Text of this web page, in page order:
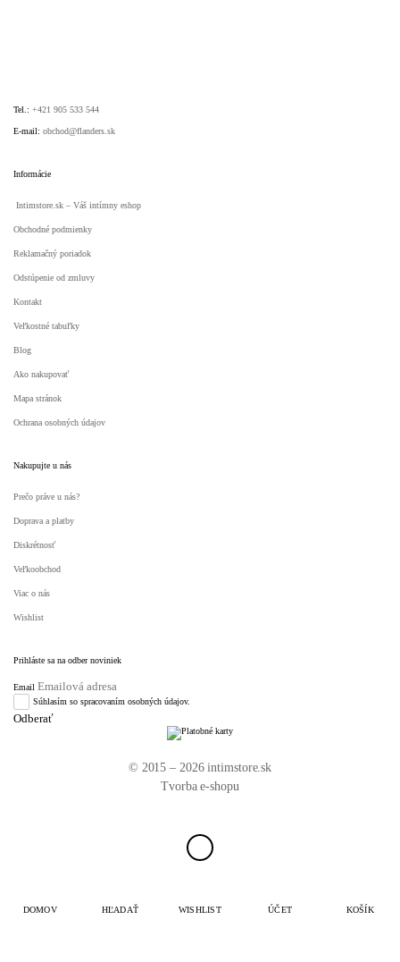
Tel.: +421 905 533 544
E-mail: obchod@flanders.sk
Informácie
Intimstore.sk – Váš intímny eshop
Obchodné podmienky
Reklamačný poriadok
Odstúpenie od zmluvy
Kontakt
Veľkostné tabuľky
Blog
Ako nakupovať
Mapa stránok
Ochrana osobných údajov
Nakupujte u nás
Prečo práve u nás?
Doprava a platby
Diskrétnosť
Veľkoobchod
Viac o nás
Wishlist
Prihláste sa na odber noviniek
Email
Súhlasím so spracovaním osobných údajov.
© 2015 – 2026 intimstore.sk
Tvorba e-shopu
DOMOV HĽADAŤ WISHLIST ÚČET KOŠÍK